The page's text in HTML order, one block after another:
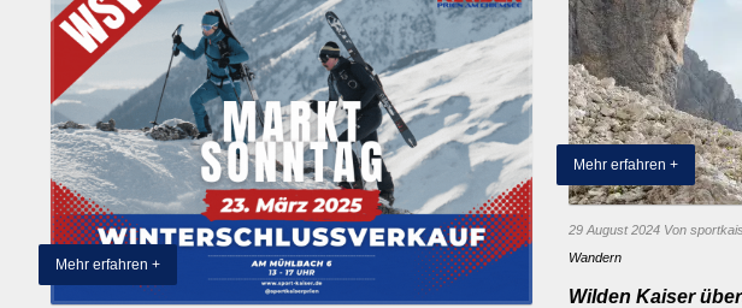
Mehr erfahren +
Mehr erfahren +
29 August 2024 Von
Wandern
Wilden Kaiser